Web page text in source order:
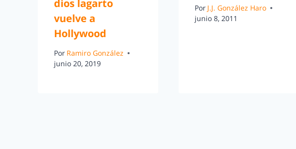
dios lagarto
vuelve a
Hollywood
Por Ramiro González
junio 20, 2019
Por J.J. González Haro
junio 8, 2011